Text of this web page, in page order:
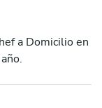
a Domicilio en